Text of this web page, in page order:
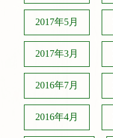
2017年5月
2017年3月
2016年7月
2016年4月